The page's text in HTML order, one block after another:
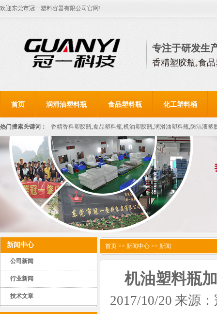
欢迎东莞市冠一塑料容器有限公司官网!
专注于研发生
香精塑胶瓶,食
首页 润滑油塑料瓶 食品塑料瓶 化工塑料桶
热门搜索关键词： 香精香料塑胶瓶,食品塑料瓶,机油塑胶瓶,润滑油塑料瓶,防洁液塑
新闻中心
公司新闻
行业新闻
技术文章
首页 >> 新闻中心 >> 新闻
机油塑料瓶
2017/10/20 来源